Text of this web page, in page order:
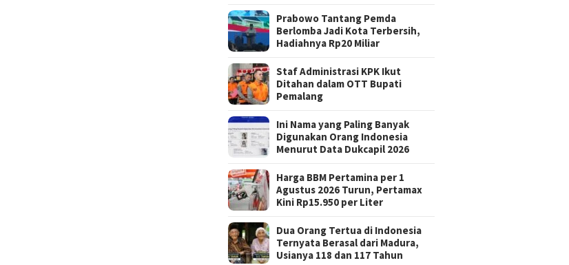
Prabowo Tantang Pemda
Berlomba Jadi Kota Terbersih,
Hadiahnya Rp20 Miliar
Staf Administrasi KPK Ikut
Ditahan dalam OTT Bupati
Pemalang
Ini Nama yang Paling Banyak
Digunakan Orang Indonesia
Menurut Data Dukcapil 2026
Harga BBM Pertamina per 1
Agustus 2026 Turun, Pertamax
Kini Rp15.950 per Liter
Dua Orang Tertua di Indonesia
Ternyata Berasal dari Madura,
Usianya 118 dan 117 Tahun